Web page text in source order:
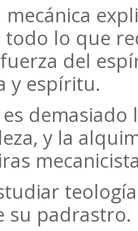
lo que
del
y espíritu.
es
y la
su padrastro.